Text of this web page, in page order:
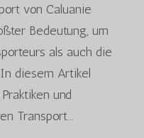
von Caluanie
Bedeutung, um
als auch die
diesem Artikel
und
Transport...